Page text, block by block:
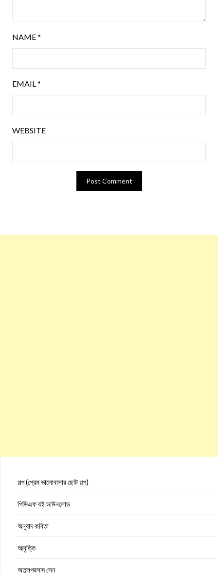
NAME*
EMAIL*
WEBSITE
গল্প (প্রেম ভালোবাসার ছোট গল্প)
পিডিএফ বই ডাউনলোড
অনুবাদ কবিতা
আবৃত্তি
অতুলপ্রসাদ সেন